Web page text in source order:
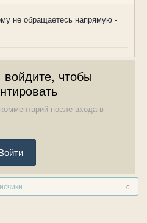
не обращаетесь напрямую -
чтобы
после входа в
0